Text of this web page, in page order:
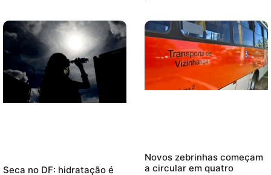
Seca no DF: hidratação é
Novos zebrinhas começam
a circular em quatro